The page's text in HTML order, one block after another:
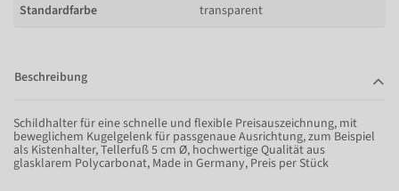
Standardfarbe
transparent
Beschreibung
Schildhalter für eine schnelle und flexible Preisauszeichnung, mit
beweglichem Kugelgelenk für passgenaue Ausrichtung, zum Beispiel
als Kistenhalter, Tellerfuß 5 cm Ø, hochwertige Qualität aus
glasklarem Polycarbonat, Made in Germany, Preis per Stück